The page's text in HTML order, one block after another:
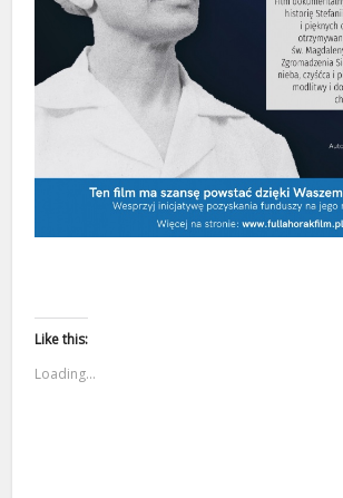
Like this:
Loading...